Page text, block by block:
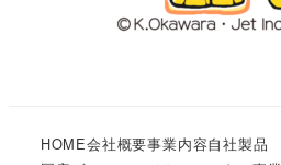
HOME会社概要事業内容自社製品